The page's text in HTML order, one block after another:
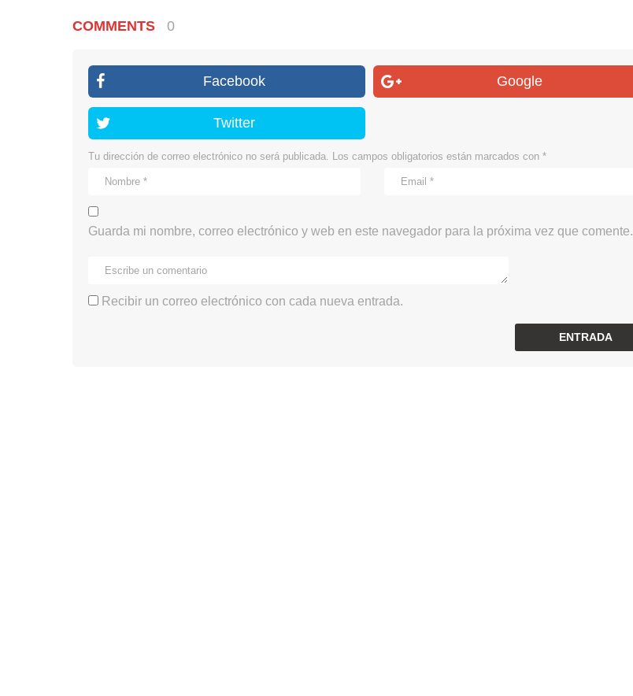
COMMENTS 0
Facebook Google
Twitter
Tu dirección de correo electrónico no será publicada. Los campos obligatorios están marcados con *
Guarda mi nombre, correo electrónico y web en este navegador para la próxima vez que comente.
Recibir un correo electrónico con cada nueva entrada.